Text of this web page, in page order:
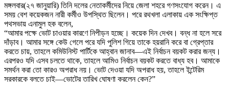
মঙ্গলবার(২৭ জানুয়ারি) তিনি দলের নেতাকর্মীদের নিয়ে জেলা শহরে গণসংযোগ করেন। এ
সময় বেশ কয়েকজন নারী কর্মীও উপস্থিত ছিলেন। পরে রথখলা এলাকায় এক সংক্ষিপ্ত
পথসভায় এনামুল হক বলেন,
“আমার পক্ষে ভোট চাওয়ার কারণে নিপীড়ন হচ্ছে। কয়েক দিন দেখব। বন্ধ না হলে সরে
দাঁড়াব। আমার সঙ্গে কেউ গেলে পরে যদি পুলিশ গিয়ে তাকে হয়রানি করে বা গ্রেপ্তার
করতে চায়, তাহলে কমিউনিস্ট পার্টিকে আহ্বান জানাব—এই নির্বাচন বয়কট করার জন্য।
এরপরও যদি এসব চলতে থাকে, তাহলে আমিও নির্বাচন বয়কট করতে বাধ্য হব। আমাকে
সমর্থন করা তো কারও অপরাধ নয়। ভোট দেওয়া যদি অপরাধ হয়, তাহলে ইন্টেরিম
সরকারকে বলতে চাই—ভোটের তারিখ ঘোষণা করলেন কেন?”